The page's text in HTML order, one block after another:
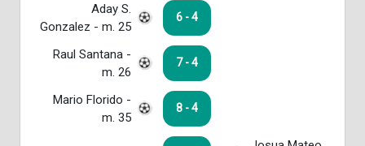
Aday S.
Gonzalez - m. 25
6 - 4
Raul Santana -
m. 26
7 - 4
Mario Florido -
m. 35
8 - 4